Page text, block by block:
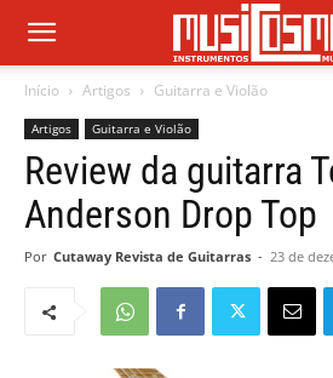
Início Artigos Guitarra e Violão
Artigos Guitarra e Violão
Review da guitarra
Anderson Drop Top
Por Cutaway Revista de Guitarras - 23 de